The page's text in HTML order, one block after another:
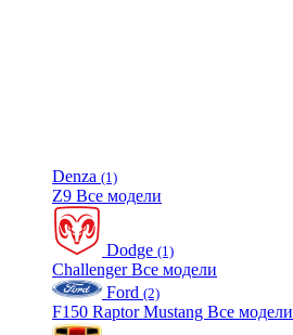
Denza (1)
Z9 Все модели
Dodge (1)
ChallengerВсе модели
Ford (2)
F150 RaptorMustang Все модели